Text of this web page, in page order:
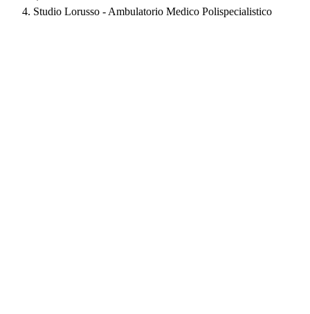
Studio Lorusso - Ambulatorio Medico Polispecialistico